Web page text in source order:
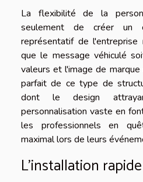
La flexibilité de la
seulement de créer un
représentatif de l'entreprise
que le message véhiculé
valeurs et l'image de
parfait de ce type de
dont le design
personnalisation vaste en
les professionnels en
maximal lors de leurs
L'installation